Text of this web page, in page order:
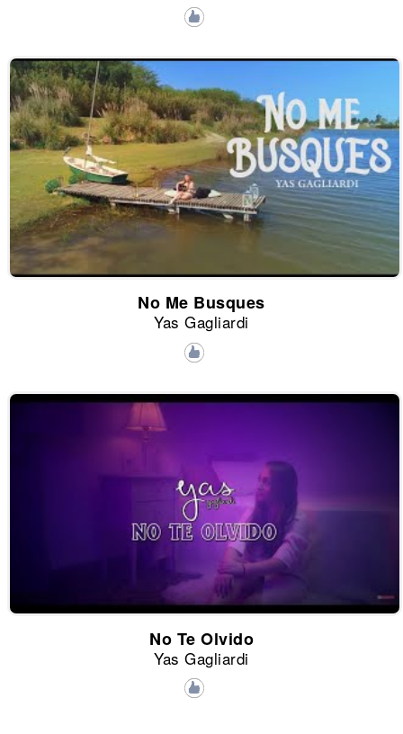
No Me Busques
Yas Gagliardi
No Te Olvido
Yas Gagliardi